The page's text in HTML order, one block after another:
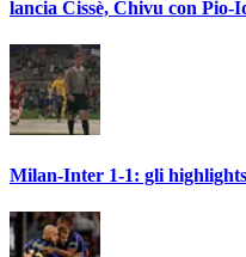
lancia Cissè, Chivu con
Milan-Inter 1-1: gli